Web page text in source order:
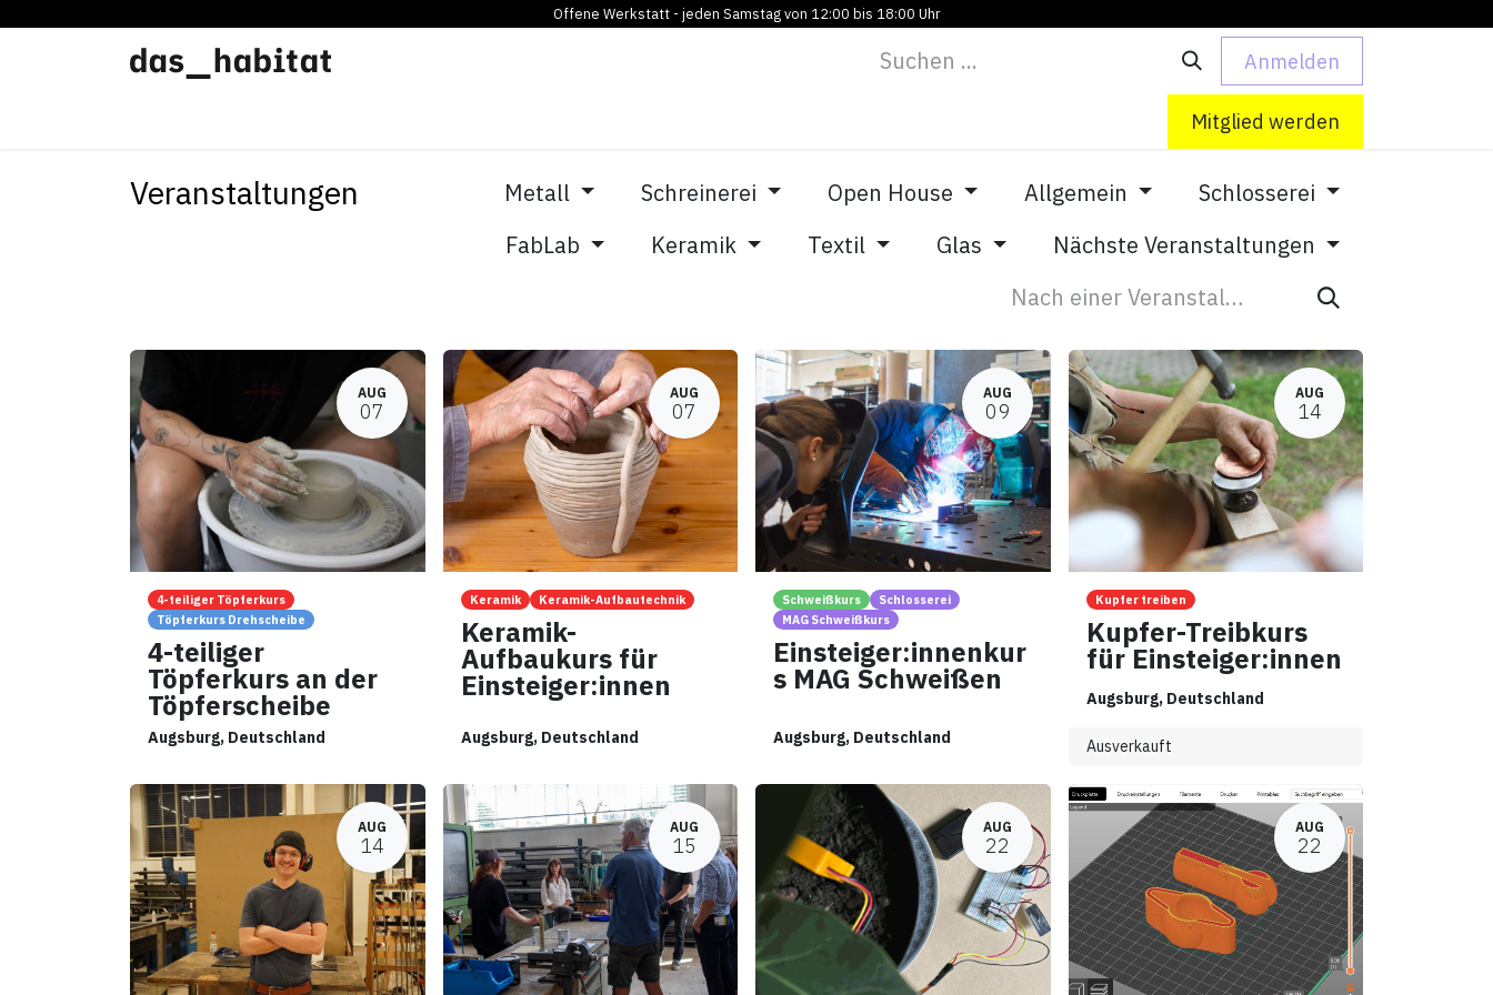
Offene Werkstatt - jeden Samstag von 12:00 bis 18:00 Uhr
Anmelden
Mitglied werden
Veranstaltungen Metall Schreinerei Open House Allgemein
Schlosserei
FabLab
Keramik Textil Glas Nächste Veranstaltungen
AUG
07
4-teiliger Töpferkurs
Töpferkurs Drehscheibe
4-teiliger
Töpferkurs an der
Töpferscheibe
Augsburg, Deutschland
AUG
07
Keramik Keramik-Aufbautechnik
Keramik-
Aufbaukurs für
Einsteiger:innen
Augsburg, Deutschland
AUG
09
Schweißkurs
Schlosserei
MAG Schweißkurs
Einsteiger:innenkur
s MAG Schweißen
Augsburg, Deutschland
AUG
14
Kupfer treiben
Kupfer-Treibkurs
für Einsteiger:innen
Augsburg, Deutschland
Ausverkauft
AUG
14
AUG
15
AUG
22
AUG
22